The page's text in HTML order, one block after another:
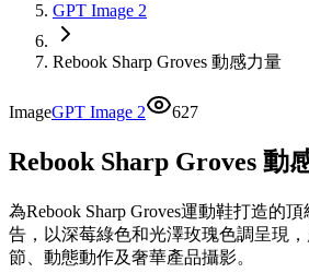
GPT Image 2
Rebook Sharp Groves 動感力量
ImageGPT Image 2 627
Rebook Sharp Groves 動
為Rebook Sharp Groves運動鞋打造的
告，以深莓綠色和光澤玫瑰色調呈現
節、動態動作及奢華產品攝影。